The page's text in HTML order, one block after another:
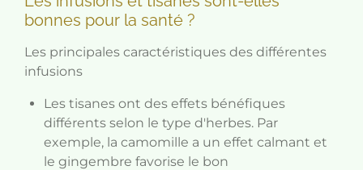
bonnes pour la santé ?
Les principales caractéristiques des différentes
infusions
Les tisanes ont des effets bénéfiques
différents selon le type d'herbes. Par
exemple, la camomille a un effet calmant et
le gingembre favorise le bon